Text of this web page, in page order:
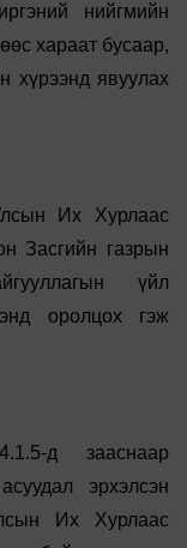
нийгмийн
хараат бусаар,
хүрээнд явуулах
Их Хурлаас
Засгийн газрын
үйл
оролцох гэж
д зааснаар
эрхэлсэн
Их Хурлаас